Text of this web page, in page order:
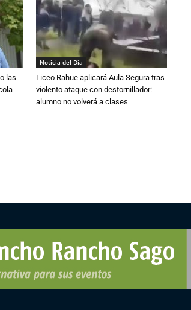
las
Noticia del Día
Liceo Rahue aplicará Aula Segura tras
violento ataque con destornillador:
alumno no volverá a clases